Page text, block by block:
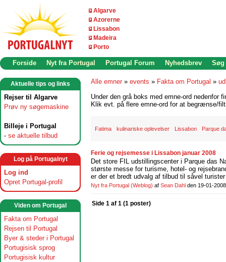
Algarve
Azorerne
Lissabon
Madeira
Porto
Forside Nyt fra Portugal Portugal Forum Nyhedsbrev Søg
Aktuelle tips og links
Rejser til Algarve
Prøv ny søgemaskine
Billeje i Portugal
- se aktuelle tilbud
Log på Portugalnyt
Log ind
Opret Portugal-profil
Viden om Portugal
Fakta om Portugal
Rejsen til Portugal
Byer & steder i Portugal
Portugisisk sprog
Portugisisk kultur
Alle emner » events » Fakta om Portugal »
Under den grå boks med emne-ord nedenfor
Klik evt. på flere emne-ord for at begrænse/
Fatima kulinariske oplevelser Lissabon Parque
Ferie og rejsemesse i Lissabon januar 2008
Det store FIL udstillingscenter i Parque das
største messe for turisme, hotel- og
er der et bredt udvalg af tilbud til såvel
Nyt fra Portugal (Weblog) af Sean Dahl den 19-01-2008
Side 1 af 1 (1 poster)